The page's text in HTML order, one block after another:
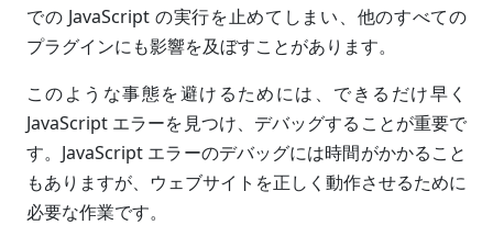
での JavaScript の実行を止めてしまい、他のすべての
プラグインにも影響を及ぼすことがあります。
このような事態を避けるためには、できるだけ早く
JavaScript エラーを見つけ、デバッグすることが重要で
す。JavaScript エラーのデバッグには時間がかかること
もありますが、ウェブサイトを正しく動作させるために
必要な作業です。